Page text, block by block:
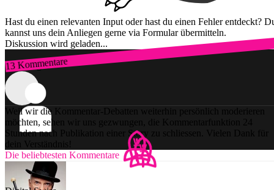
Hast du einen relevanten Input oder hast du einen Fehler entdeckt?
kannst uns dein Anliegen gerne via Formular übermitteln.
Diskussion wird geladen...
13 Kommentare
Zum Login
Weil wir die Kommentar-Debatten weiterhin persönlich moderieren
möchten, sehen wir uns gezwungen, die Kommentarfunktion 24
Stunden nach Publikation einer Story zu schliessen. Vielen Dank für
dein Verständnis!
Die beliebtesten Kommentare